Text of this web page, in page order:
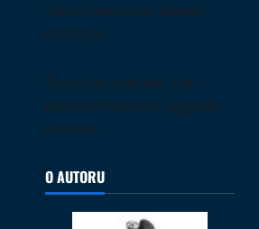
Samo koncerata nikada
dovoljno.
Život nije uvek fer, čak i
kada te milostivo pogleda
na tren.
O AUTORU